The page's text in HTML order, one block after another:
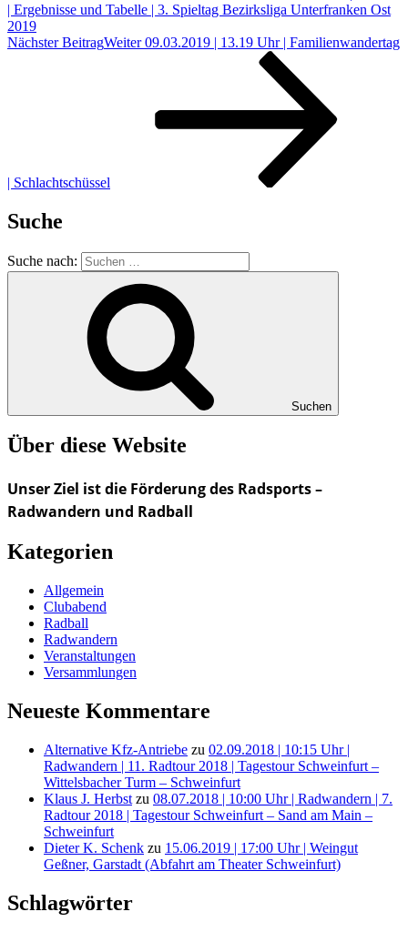
| Ergebnisse und Tabelle | 3. Spieltag Bezirksliga Unterfranken Ost
2019
Nächster BeitragWeiter 09.03.2019 | 13.19 Uhr | Familienwandertag
| Schlachtschüssel
Suche
Suche nach:
Suchen
Über diese Website
Unser Ziel ist die Förderung des Radsports –
Radwandern und Radball
Kategorien
Allgemein
Clubabend
Radball
Radwandern
Veranstaltungen
Versammlungen
Neueste Kommentare
Alternative Kfz-Antriebe zu 02.09.2018 | 10:15 Uhr |
Radwandern | 11. Radtour 2018 | Tagestour Schweinfurt –
Wittelsbacher Turm – Schweinfurt
Klaus J. Herbst zu 08.07.2018 | 10:00 Uhr | Radwandern | 7.
Radtour 2018 | Tagestour Schweinfurt – Sand am Main –
Schweinfurt
Dieter K. Schenk zu 15.06.2019 | 17:00 Uhr | Weingut
Geßner, Garstadt (Abfahrt am Theater Schweinfurt)
Schlagwörter